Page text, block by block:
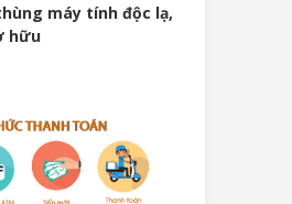
máy tính độc lạ,
hữu